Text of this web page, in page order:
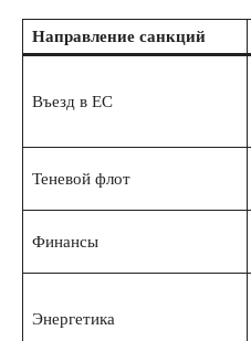
Направление санкций
Въезд в ЕС
Теневой флот
Финансы
Энергетика